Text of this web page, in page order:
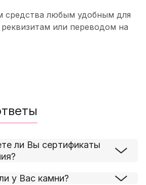
любым удобным для
или переводом на
ли Вы сертификаты
у Вас камни?